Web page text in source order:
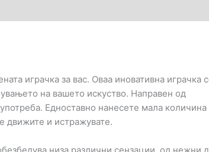
играчка за вас. Оваа иновативна играчка
на вашето искуство. Направен од
Едноставно нанесете мала количина
движите и истражувате.